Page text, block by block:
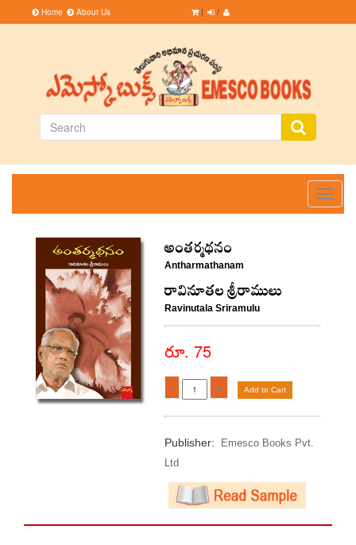
Home About Us | /
Toggle
అంతర్మథనం
Antharmathanam
రావినూతల శ్రీరాములు
Ravinutala Sriramulu
రూ. 75
- + Add to Cart
Publisher:
Emesco Books Pvt.
Ltd